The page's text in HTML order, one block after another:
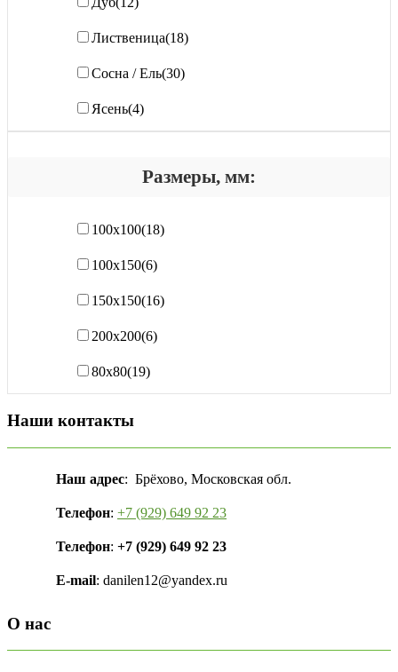
Лиственица(18)
Сосна / Ель(30)
Ясень(4)
Размеры, мм:
100х100(18)
100х150(6)
150х150(16)
200х200(6)
80х80(19)
Наши контакты
Наш адрес: Брёхово, Московская обл.
Телефон: +7 (929) 649 92 23
Телефон: +7 (929) 649 92 23
E-mail: danilen12@yandex.ru
О нас